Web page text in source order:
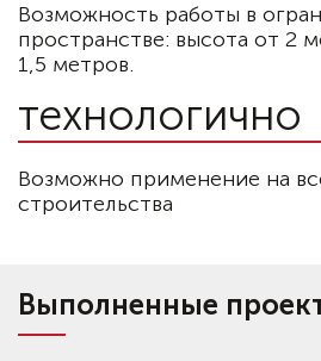
Возможность работы в
пространстве: высота от 2
1,5 метров.
технологично
Возможно применение на
строительства
Выполненные